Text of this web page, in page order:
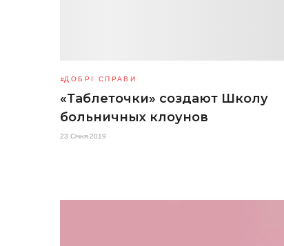
ДОБРІ СПРАВИ
«Таблеточки» создают Школу
больничных клоунов
23 Січня 2019